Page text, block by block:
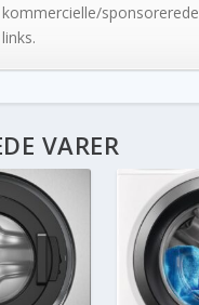
kommercielle/sponsorerede
links.
VARER